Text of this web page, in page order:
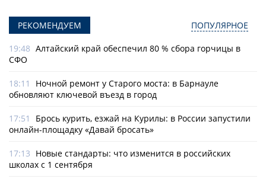
РЕКОМЕНДУЕМ ПОПУЛЯРНОЕ
19:48 Алтайский край обеспечил 80 % сбора горчицы в
СФО
18:11
Ночной ремонт у Старого моста: в Барнауле
обновляют ключевой въезд в город
17:51
Брось курить, езжай на Курилы: в России запустили
онлайн-­площадку «Давай бросать»
17:13 Новые стандарты: что изменится в российских
школах с 1 сентября